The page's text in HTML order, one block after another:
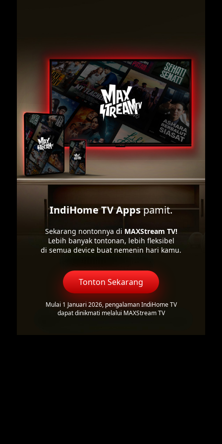
IndiHome TV Appspamit.
Sekarang nontonnya di MAXStream TV!
Lebih banyak tontonan, lebih fleksibel
di semua device buat nemenin hari kamu.
Tonton Sekarang
Mulai 1 Januari 2026, pengalaman IndiHome TV
dapat dinikmati melalui MAXStream TV